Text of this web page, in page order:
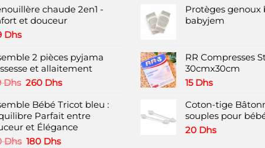
chaude 2en1 -
et douceur
Dhs
2 pièces pyjama
et allaitement
Dhs Le
initial
était :
349 Dhs.
260 DhsLe
actuel
est :
260 Dhs.
Bébé Tricot bleu :
Parfait entre
et Élégance
Dhs Le
180 DhsLe
Protèges genoux
babyjem
RR Compresses
30cmx30cm
15 Dhs
Coton-tige
souples pour
20 Dhs